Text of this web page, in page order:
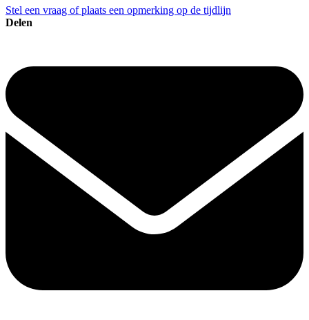
Stel een vraag of plaats een opmerking op de tijdlijn
Delen